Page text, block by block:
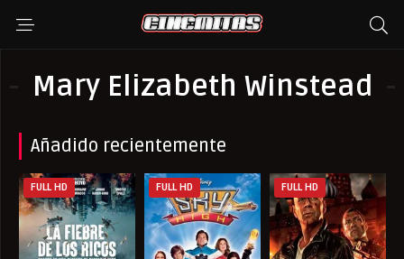
Mary Elizabeth Winstead
Añadido recientemente
FULL HD FULL HD FULL HD